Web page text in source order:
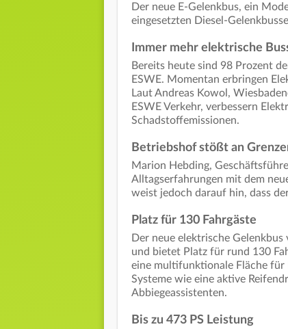
Der neue E-Gelenkbus, ein
eingesetzten Diesel-
Immer mehr elektrische
Bereits heute sind 98 Prozent
ESWE. Momentan erbringen
Laut Andreas Kowol,
ESWE Verkehr, verbessern
Schadstoffemissionen.
Betriebshof stößt an
Marion Hebding,
Alltagserfahrungen mit dem
weist jedoch darauf hin, dass
Platz für 130 Fahrgäste
Der neue elektrische
und bietet Platz für rund 130
eine multifunktionale Fläche für
Systeme wie eine aktive
Abbiegeassistenten.
Bis zu 473 PS Leistung